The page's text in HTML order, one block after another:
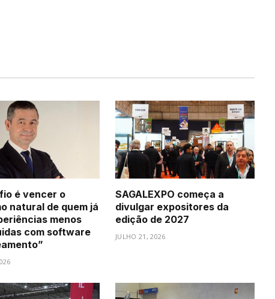
é vencer o
natural de quem já
menos
com software
SAGALEXPO começa a
divulgar expositores da
edição de 2027
JULHO 21, 2026